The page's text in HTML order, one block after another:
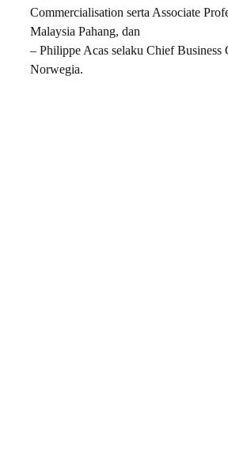
Commercialisation serta Associate
Malaysia Pahang, dan
– Philippe Acas selaku Chief
Norwegia.